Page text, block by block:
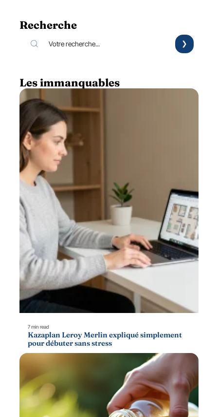
Recherche
Les immanquables
7 min read
Kazaplan Leroy Merlin expliqué simplement
pour débuter sans stress